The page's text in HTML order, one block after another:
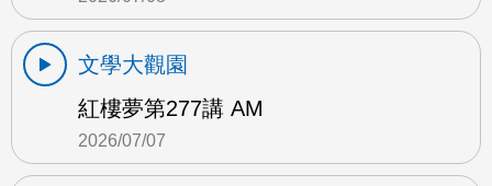
文學大觀園
紅樓夢第277講 AM
2026/07/07